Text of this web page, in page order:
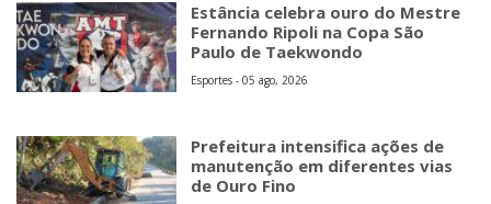
Estância celebra ouro do Mestre
Fernando Ripoli na Copa São
Paulo de Taekwondo
Esportes - 05 ago, 2026
Prefeitura intensifica ações de
manutenção em diferentes vias
de Ouro Fino